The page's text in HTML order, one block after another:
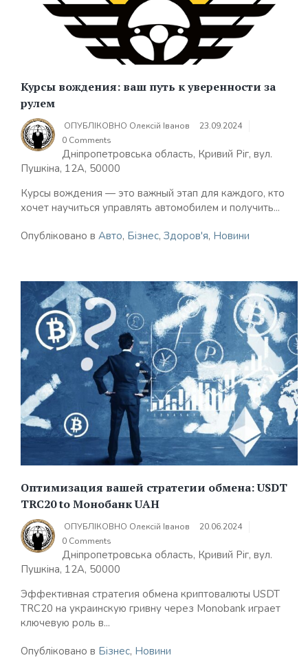
Курсы вождения: ваш путь к уверенности за
рулем
ОПУБЛІКОВНО Олексій Іванов
23.09.2024
0 Comments
Дніпропетровська область, Кривий Ріг, вул.
Пушкіна, 12А, 50000
Курсы вождения — это важный этап для каждого, кто
хочет научиться управлять автомобилем и получить...
Опубліковано в Авто, Бізнес, Здоров'я, Новини
Оптимизация вашей стратегии обмена: USDT
TRC20 to Монобанк UAH
ОПУБЛІКОВНО Олексій Іванов
20.06.2024
0 Comments
Дніпропетровська область, Кривий Ріг, вул.
Пушкіна, 12А, 50000
Эффективная стратегия обмена криптовалюты USDT
TRC20 на украинскую гривну через Monobank играет
ключевую роль в...
Опубліковано в Бізнес, Новини